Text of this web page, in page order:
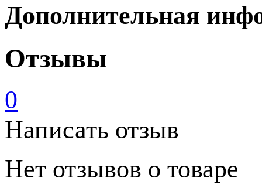
Дополнительная
Отзывы
0
Написать отзыв
Нет отзывов о товаре